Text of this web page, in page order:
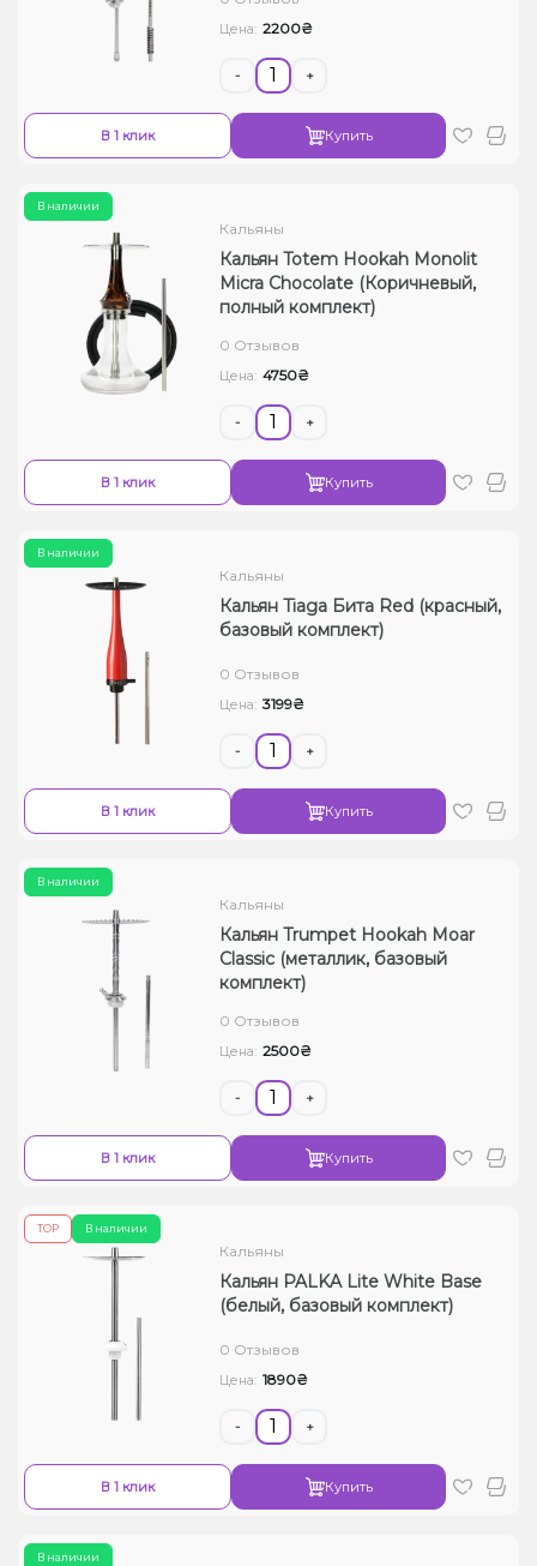
Цена: 2200₴
- +
В 1 клик Купить
В наличии
Кальяны
Кальян Totem Hookah Monolit
Micra Chocolate (Коричневый,
полный комплект)
0 Отзывов
Цена: 4750₴
- +
В 1 клик Купить
В наличии
Кальяны
Кальян Tiaga Бита Red (красный,
базовый комплект)
0 Отзывов
Цена: 3199₴
- +
В 1 клик Купить
В наличии
Кальяны
Кальян Trumpet Hookah Moar
Classic (металлик, базовый
комплект)
0 Отзывов
Цена: 2500₴
- +
В 1 клик Купить
В наличии
ТОР
Кальяны
Кальян PALKA Lite White Base
(белый, базовый комплект)
0 Отзывов
Цена: 1890₴
- +
В 1 клик Купить
В наличии